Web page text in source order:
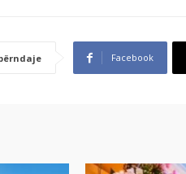
Facebook